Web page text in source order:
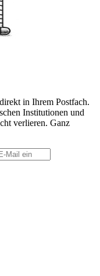
in Ihrem Postfach.
Institutionen und
verlieren. Ganz